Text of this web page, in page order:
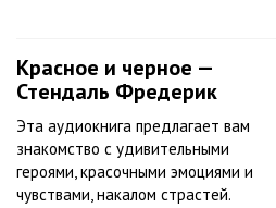
Красное и черное —
Стендаль Фредерик
Эта аудиокнига предлагает вам
знакомство с удивительными
героями, красочными эмоциями и
чувствами, накалом страстей.